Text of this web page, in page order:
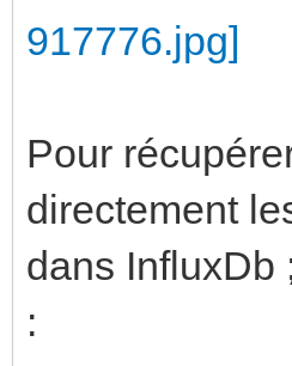
Pour
directement
dans InfluxDb
: